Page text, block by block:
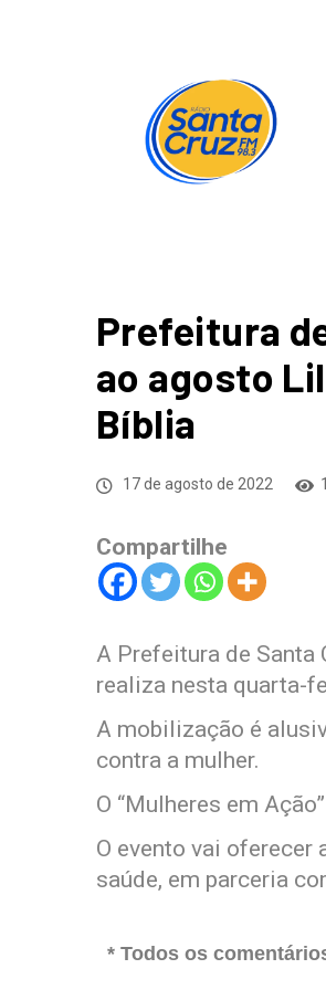
Prefeitura
ao agosto
Bíblia
17 de agosto de 2022
Compartilhe
A Prefeitura de Santa
realiza nesta quarta-
A mobilização é
contra a mulher.
O “Mulheres em
O evento vai
saúde, em parceria
* Todos os